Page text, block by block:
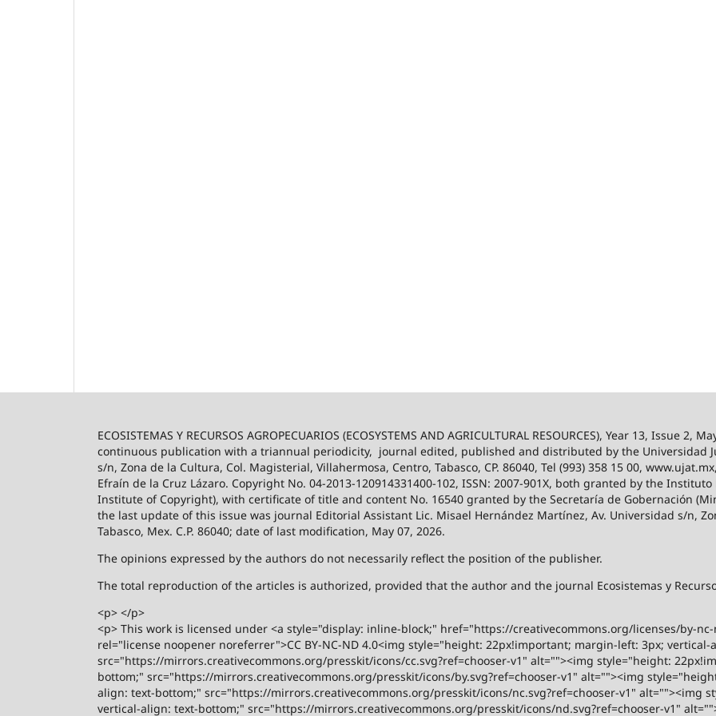
ECOSISTEMAS Y RECURSOS AGROPECUARIOS (ECOSYSTEMS AND AGRICULTURAL RESOURCES), Year 13, Issue 2,
continuous publication with a triannual periodicity, journal edited, published and distributed by the Universidad
s/n, Zona de la Cultura, Col. Magisterial, Villahermosa, Centro, Tabasco, CP. 86040, Tel (993) 358 15 00,
Efraín de la Cruz Lázaro. Copyright No. 04-2013-120914331400-102, ISSN: 2007-901X, both granted by the
Institute of Copyright), with certificate of title and content No. 16540 granted by the Secretaría de Gobernación
the last update of this issue was journal Editorial Assistant Lic. Misael Hernández Martínez, Av. Universidad s/n,
Tabasco, Mex. C.P. 86040; date of last modification, May 07, 2026.
The opinions expressed by the authors do not necessarily reflect the position of the publisher.
The total reproduction of the articles is authorized, provided that the author and the journal Ecosistemas y
<p> </p>
<p> This work is licensed under <a style="display: inline-block;" href="https://creativecommons.org/licenses/by-
rel="license noopener noreferrer">CC BY-NC-ND 4.0<img style="height: 22px!important; margin-left: 3px;
src="https://mirrors.creativecommons.org/presskit/icons/cc.svg?ref=chooser-v1" alt=""><img style="height:
bottom;" src="https://mirrors.creativecommons.org/presskit/icons/by.svg?ref=chooser-v1" alt=""><img
align: text-bottom;" src="https://mirrors.creativecommons.org/presskit/icons/nc.svg?ref=chooser-v1" alt=""><img
vertical-align: text-bottom;" src="https://mirrors.creativecommons.org/presskit/icons/nd.svg?ref=chooser-v1"